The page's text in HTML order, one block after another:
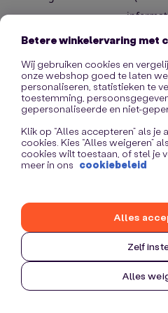
Betere winkelervaring met
Wij gebruiken cookies en
onze webshop goed te laten
personaliseren, statistieken te
toestemming,
gepersonaliseerde en niet-
Klik op “Alles accepteren” als
cookies. Kies “Alles weigeren”
cookies wilt toestaan, of stel je
meer in ons cookiebeleid
Zelf
Alles
Alles